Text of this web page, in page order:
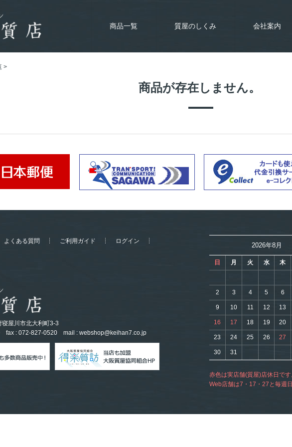
商品一覧 質屋のしくみ 会社案内
>
商品が存在しません。
よくある質問 ご利用ガイド ログイン
2026年8月
日 月 火 水 木
2 3 4 5 6
9 10 11 12 13
16 17 18 19 20
23 24 25 26 27
30 31
赤色は実店舗(質屋)店休日です
Web店舗は7・17・27と毎週
屋川市北大利町3-3
fax : 072-827-0520 mail : webshop@keihan7.co.jp